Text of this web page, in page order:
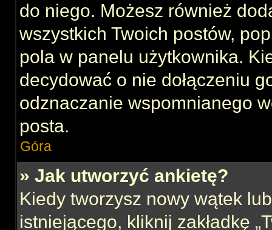
do niego. Możesz również
wszystkich Twoich postów,
pola w panelu użytkownika.
decydować o nie dołączeniu
odznaczanie wspomnianego
posta.
Góra
» Jak utworzyć ankietę?
Kiedy tworzysz nowy wątek
istniejącego, kliknij zakładkę